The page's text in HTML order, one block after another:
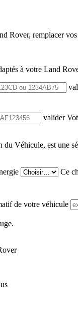
Rover, remplacer
à votre Land
valider
Véhicule, est une
Ce
de votre véhicule